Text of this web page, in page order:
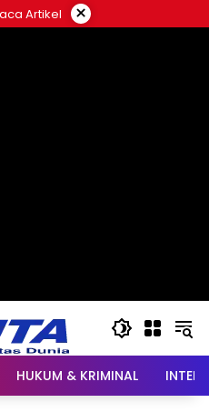
Artikel ×
HUKUM & KRIMINAL